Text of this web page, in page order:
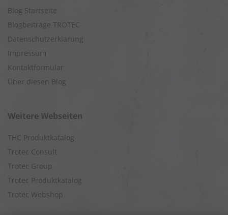
Blog Startseite
Blogbeiträge TROTEC
Datenschutzerklärung
Impressum
Kontaktformular
Über diesen Blog
Weitere Webseiten
THC Produktkatalog
Trotec Consult
Trotec Group
Trotec Produktkatalog
Trotec Webshop